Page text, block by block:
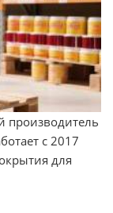
производитель
с 2017
для